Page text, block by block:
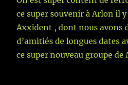
ce super souvenir à Arlon il
Axxident , dont nous avons
d’amitiés de longues dates
ce super nouveau groupe de